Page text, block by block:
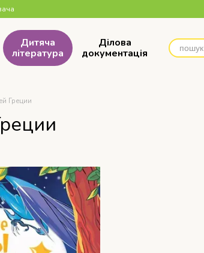
Дитяча
література
Ділова
документація
Греции